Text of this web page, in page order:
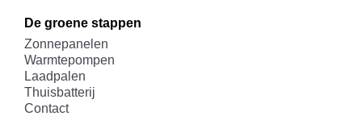
De groene stappen
Zonnepanelen
Warmtepompen
Laadpalen
Thuisbatterij
Contact